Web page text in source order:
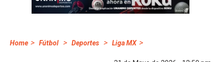
Home > Fútbol > Deportes > Liga MX >